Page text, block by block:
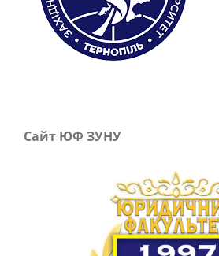
Сайт ЮФ ЗУНУ